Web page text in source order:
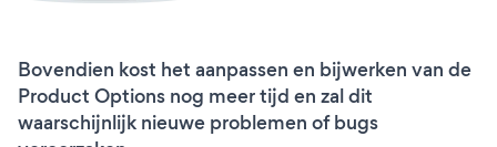
Bovendien kost het aanpassen en bijwerken van de
Product Options nog meer tijd en zal dit
waarschijnlijk nieuwe problemen of bugs